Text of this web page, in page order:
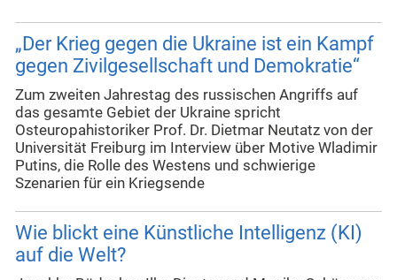
„Der Krieg gegen die Ukraine ist ein Kampf
gegen Zivilgesellschaft und Demokratie“
Zum zweiten Jahrestag des russischen Angriffs auf
das gesamte Gebiet der Ukraine spricht
Osteuropahistoriker Prof. Dr. Dietmar Neutatz von der
Universität Freiburg im Interview über Motive Wladimir
Putins, die Rolle des Westens und schwierige
Szenarien für ein Kriegsende
Wie blickt eine Künstliche Intelligenz (KI)
auf die Welt?